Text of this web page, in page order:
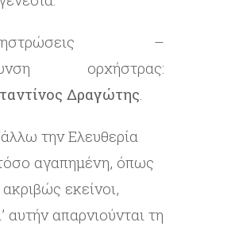
–
ορχήστρας:
Δραγώτης.
την Ελευθερία
αγαπημένη, όπως
ακριβώς εκείνοι,
αυτήν απαρνιούνται τη